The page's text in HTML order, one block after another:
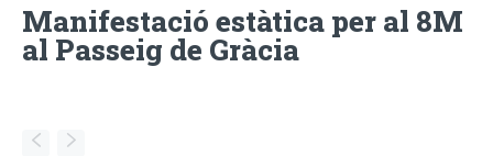
Manifestació estàtica per al 8M
al Passeig de Gràcia